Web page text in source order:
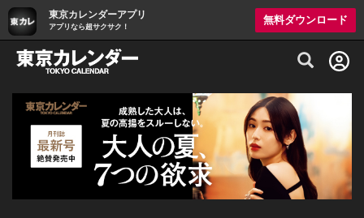
東京カレンダーアプリ
アプリなら超サクサク！
無料ダウンロード
グルメ情報・プレミアムレストラン予約